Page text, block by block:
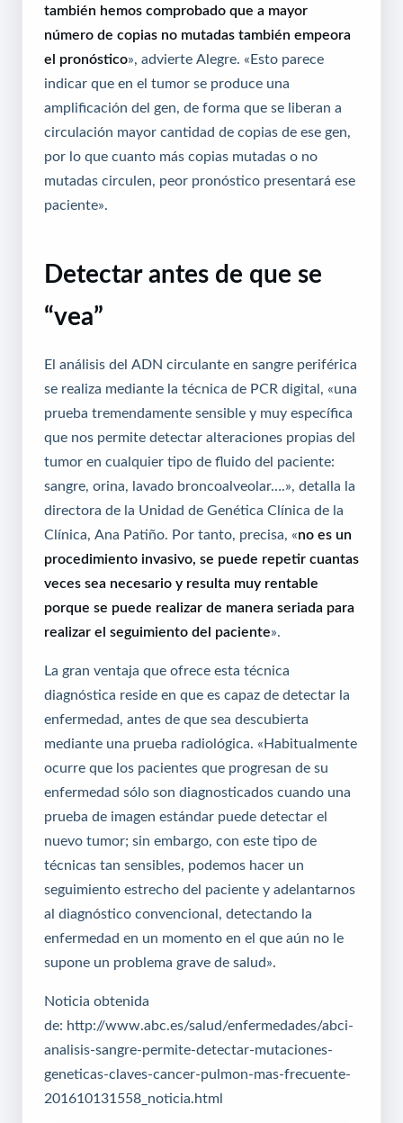
también hemos comprobado que a mayor
número de copias no mutadas también empeora
el pronóstico», advierte Alegre. «Esto parece
indicar que en el tumor se produce una
amplificación del gen, de forma que se liberan a
circulación mayor cantidad de copias de ese gen,
por lo que cuanto más copias mutadas o no
mutadas circulen, peor pronóstico presentará ese
paciente».
Detectar antes de que se
“vea”
El análisis del ADN circulante en sangre periférica
se realiza mediante la técnica de PCR digital, «una
prueba tremendamente sensible y muy específica
que nos permite detectar alteraciones propias del
tumor en cualquier tipo de fluido del paciente:
sangre, orina, lavado broncoalveolar….», detalla la
directora de la Unidad de Genética Clínica de la
Clínica, Ana Patiño. Por tanto, precisa, «no es un
procedimiento invasivo, se puede repetir cuantas
veces sea necesario y resulta muy rentable
porque se puede realizar de manera seriada para
realizar el seguimiento del paciente».
La gran ventaja que ofrece esta técnica
diagnóstica reside en que es capaz de detectar la
enfermedad, antes de que sea descubierta
mediante una prueba radiológica. «Habitualmente
ocurre que los pacientes que progresan de su
enfermedad sólo son diagnosticados cuando una
prueba de imagen estándar puede detectar el
nuevo tumor; sin embargo, con este tipo de
técnicas tan sensibles, podemos hacer un
seguimiento estrecho del paciente y adelantarnos
al diagnóstico convencional, detectando la
enfermedad en un momento en el que aún no le
supone un problema grave de salud».
Noticia obtenida
de: http://www.abc.es/salud/enfermedades/abci-
analisis-sangre-permite-detectar-mutaciones-
geneticas-claves-cancer-pulmon-mas-frecuente-
201610131558_noticia.html